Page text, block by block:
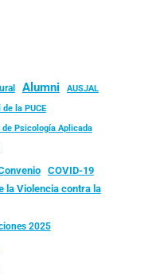
Alumni
AUSJAL
la PUCE
de Psicología Aplicada
COVID-19
la Violencia contra la
2025